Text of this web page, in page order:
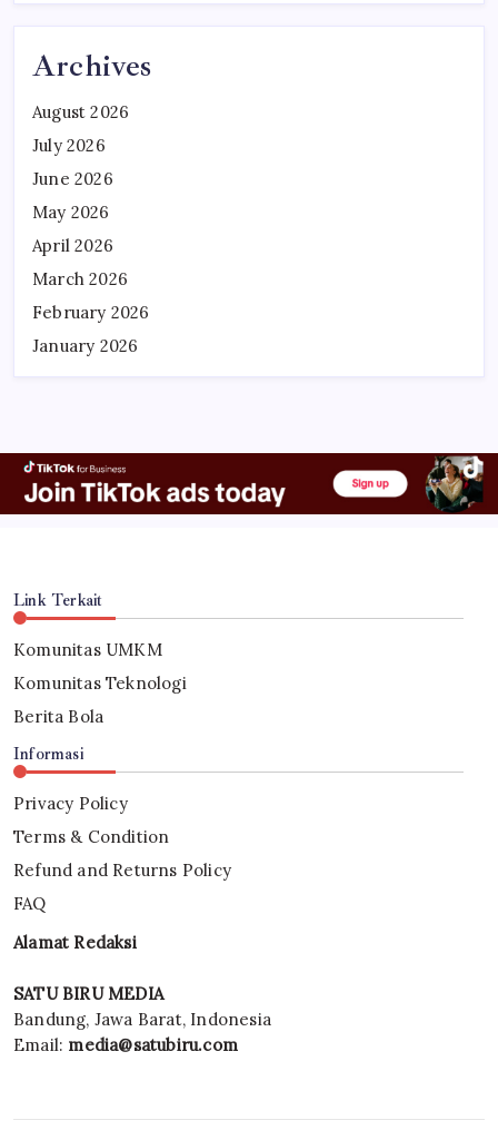
Archives
August 2026
July 2026
June 2026
May 2026
April 2026
March 2026
February 2026
January 2026
Link Terkait
Komunitas UMKM
Komunitas Teknologi
Berita Bola
Informasi
Privacy Policy
Terms & Condition
Refund and Returns Policy
FAQ
Alamat Redaksi
SATU BIRU MEDIA
Bandung, Jawa Barat, Indonesia
Email: media@satubiru.com